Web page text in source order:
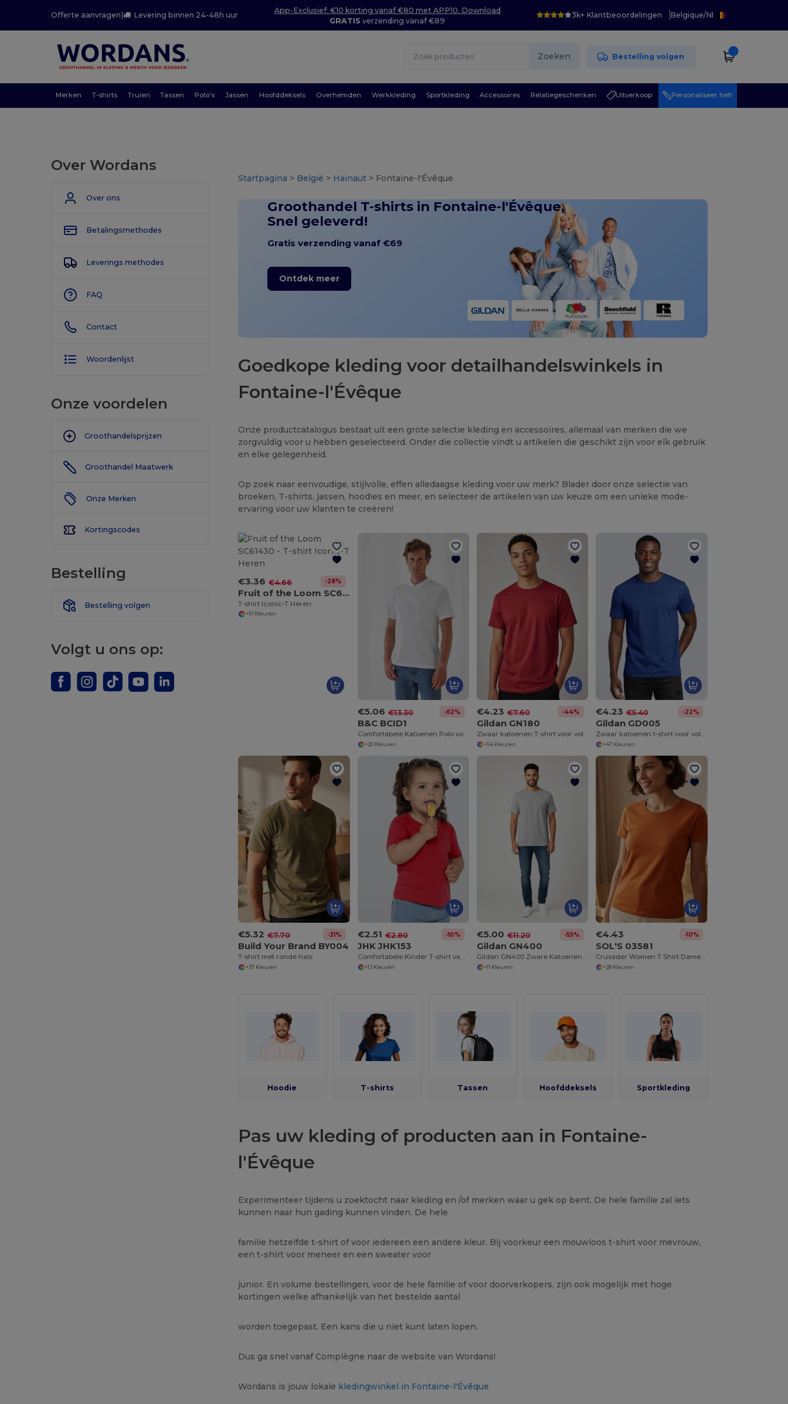
Offerte aanvragen | Levering binnen 24-48h uur
App-Exclusief: €10 korting vanaf €80 met APP10. Download
GRATIS verzending vanaf €89
3k+ Klantbeoordelingen Belgique/Nl
Zoeken Bestelling volgen
Merken T-shirts Truien Tassen Polo's Jassen Hoofddeksels Overhemden Werkkleding Sportkleding Accessoires Relatiegeschenken Uitverkoop Personaliseer het!
Over Wordans
Over ons
Betalingsmethodes
Leverings methodes
FAQ
Contact
Woordenlijst
Onze voordelen
Groothandelsprijzen
Groothandel Maatwerk
Onze Merken
Kortingscodes
Bestelling
Bestelling volgen
Volgt u ons op:
Startpagina > België > Hainaut > Fontaine-l'Évêque
Groothandel T-shirts in Fontaine-l'Évêque,
Snel geleverd!
Gratis verzending vanaf €69
Ontdek meer
Goedkope kleding voor detailhandelswinkels in
Fontaine-l'Évêque
Onze productcatalogus bestaat uit een grote selectie kleding en accessoires, allemaal van merken die we
zorgvuldig voor u hebben geselecteerd. Onder die collectie vindt u artikelen die geschikt zijn voor elk gebruik
en elke gelegenheid.
Op zoek naar eenvoudige, stijlvolle, effen alledaagse kleding voor uw merk? Blader door onze selectie van
broeken, T-shirts, jassen, hoodies en meer, en selecteer de artikelen van uw keuze om een unieke mode-
ervaring voor uw klanten te creëren!
€3.36 €4.66 -28%
Fruit of the Loom SC61430
T-shirt Iconic-T Heren
+10 Kleuren
€5.06 €13.30 -62%
B&C BCID1
Comfortabele Katoenen Polo voor Heren
+20 Kleuren
€4.23 €7.60 -44%
Gildan GN180
Zwaar katoenen T-shirt voor volwassenen
+54 Kleuren
€4.23 €5.40 -22%
Gildan GD005
Zwaar katoenen t-shirt voor volwassenen
+47 Kleuren
€5.32 €7.70 -31%
Build Your Brand BY004
T-shirt met ronde hals
+37 Kleuren
€2.51 €2.80 -10%
JHK JHK153
Comfortabele Kinder T-shirt van JHK Katoen
+13 Kleuren
€5.00 €11.20 -55%
Gildan GN400
Gildan GN400 Zware Katoenen T-Shirt
+11 Kleuren
€4.43 -10%
SOL'S 03581
Crusader Women T Shirt Dames Jersey Ronde Hals Getailleerd
+28 Kleuren
Hoodie T-shirts Tassen Hoofddeksels Sportkleding
Pas uw kleding of producten aan in Fontaine-
l'Évêque
Experimenteer tijdens u zoektocht naar kleding en /of merken waar u gek op bent. De hele familie zal iets
kunnen naar hun gading kunnen vinden. De hele
familie hetzelfde t-shirt of voor iedereen een andere kleur. Bij voorkeur een mouwloos t-shirt voor mevrouw,
een t-shirt voor meneer en een sweater voor
junior. En volume bestellingen, voor de hele familie of voor doorverkopers, zijn ook mogelijk met hoge
kortingen welke afhankelijk van het bestelde aantal
worden toegepast. Een kans die u niet kunt laten lopen.
Dus ga snel vanaf Compiègne naar de website van Wordans!
Wordans is jouw lokale kledingwinkel in Fontaine-l'Évêque